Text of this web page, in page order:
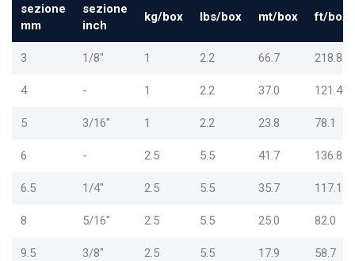
sezione
mm
sezione
inch
kg/box lbs/box mt/box ft/box
3 1/8" 1 2.2 66.7 218.8
4 - 1 2.2 37.0 121.4
5 3/16" 1 2.2 23.8 78.1
6 - 2.5 5.5 41.7 136.8
6.5 1/4" 2.5 5.5 35.7 117.1
8 5/16" 2.5 5.5 25.0 82.0
9.5 3/8" 2.5 5.5 17.9 58.7